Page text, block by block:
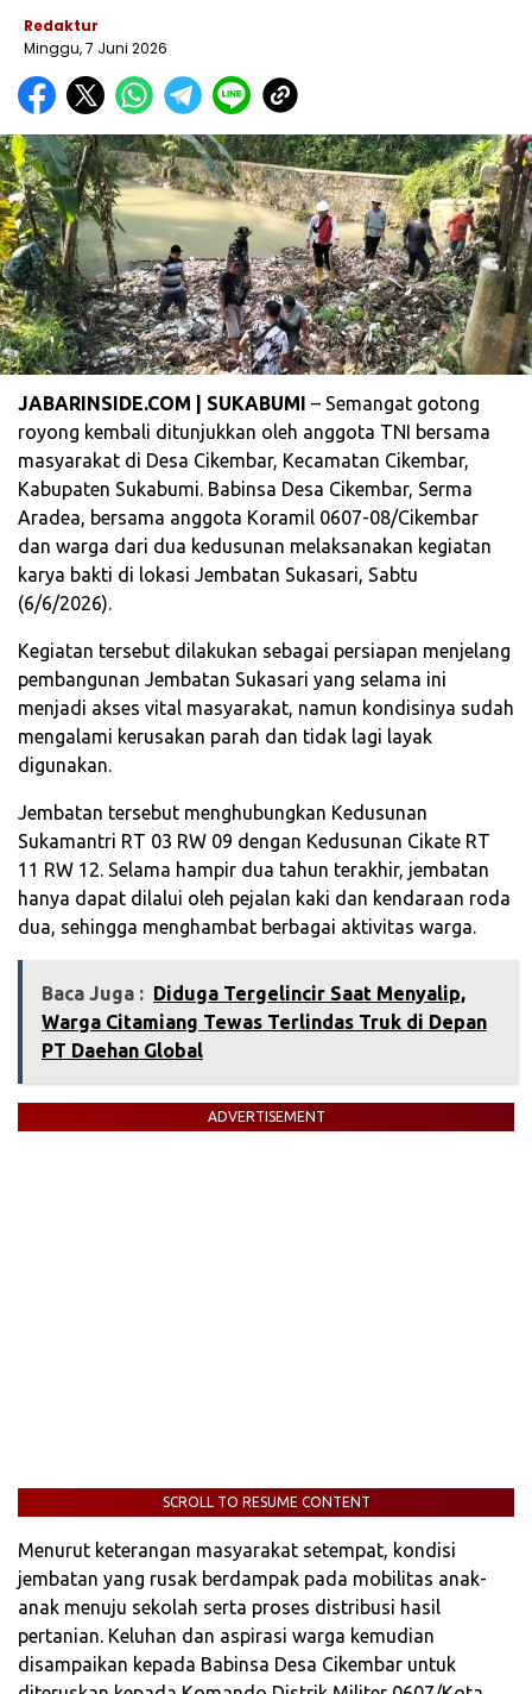
Redaktur
Minggu, 7 Juni 2026
JABARINSIDE.COM | SUKABUMI – Semangat gotong
royong kembali ditunjukkan oleh anggota TNI bersama
masyarakat di Desa Cikembar, Kecamatan Cikembar,
Kabupaten Sukabumi. Babinsa Desa Cikembar, Serma
Aradea, bersama anggota Koramil 0607-08/Cikembar
dan warga dari dua kedusunan melaksanakan kegiatan
karya bakti di lokasi Jembatan Sukasari, Sabtu
(6/6/2026).
Kegiatan tersebut dilakukan sebagai persiapan menjelang
pembangunan Jembatan Sukasari yang selama ini
menjadi akses vital masyarakat, namun kondisinya sudah
mengalami kerusakan parah dan tidak lagi layak
digunakan.
Jembatan tersebut menghubungkan Kedusunan
Sukamantri RT 03 RW 09 dengan Kedusunan Cikate RT
11 RW 12. Selama hampir dua tahun terakhir, jembatan
hanya dapat dilalui oleh pejalan kaki dan kendaraan roda
dua, sehingga menghambat berbagai aktivitas warga.
Baca Juga : ‎Diduga Tergelincir Saat Menyalip,
Warga Citamiang Tewas Terlindas Truk di Depan
PT Daehan Global‎
ADVERTISEMENT
SCROLL TO RESUME CONTENT
Menurut keterangan masyarakat setempat, kondisi
jembatan yang rusak berdampak pada mobilitas anak-
anak menuju sekolah serta proses distribusi hasil
pertanian. Keluhan dan aspirasi warga kemudian
disampaikan kepada Babinsa Desa Cikembar untuk